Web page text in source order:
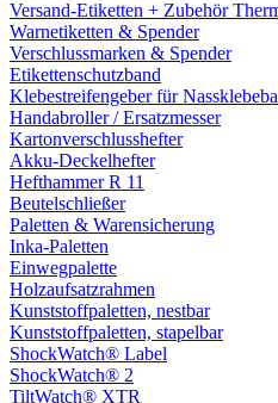
Versand-Etiketten + Zubehör
Warnetiketten & Spender
Verschlussmarken & Spender
Etikettenschutzband
Klebestreifengeber für
Handabroller / Ersatzmesser
Kartonverschlusshefter
Akku-Deckelhefter
Hefthammer R 11
Beutelschließer
Paletten & Warensicherung
Inka-Paletten
Einwegpalette
Holzaufsatzrahmen
Kunststoffpaletten, nestbar
Kunststoffpaletten, stapelbar
ShockWatch® Label
ShockWatch® 2
TiltWatch® XTR